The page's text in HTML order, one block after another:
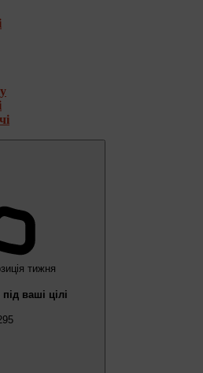
тижня
ваші цілі